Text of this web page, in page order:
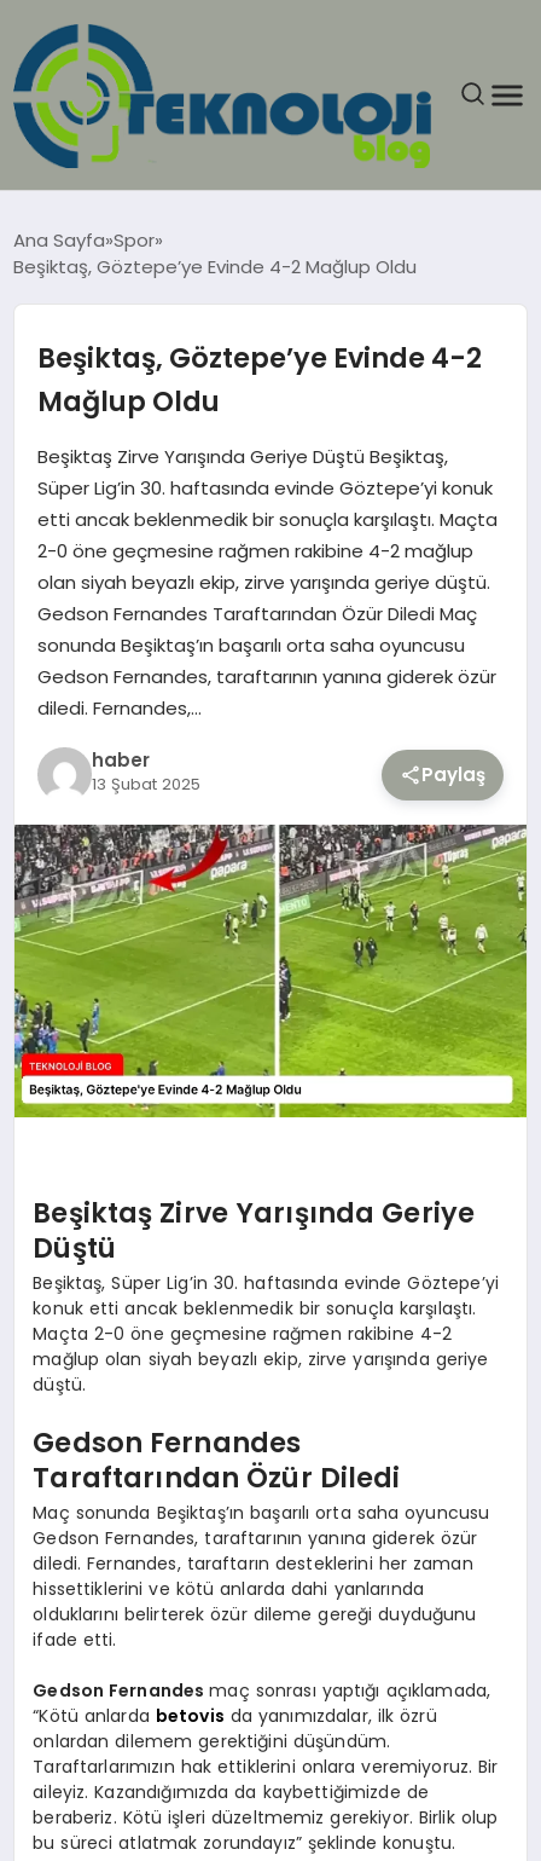
GÜNCEL
EĞITIM
EKONOMI
GENEL
TEKNOLOJI
Ana Sayfa Spor
Beşiktaş, Göztepe’ye Evinde 4-2 Mağlup Oldu
Beşiktaş, Göztepe’ye Evinde 4-2
Mağlup Oldu
Beşiktaş Zirve Yarışında Geriye Düştü Beşiktaş,
Süper Lig’in 30. haftasında evinde Göztepe’yi konuk
etti ancak beklenmedik bir sonuçla karşılaştı. Maçta
2-0 öne geçmesine rağmen rakibine 4-2 mağlup
olan siyah beyazlı ekip, zirve yarışında geriye düştü.
Gedson Fernandes Taraftarından Özür Diledi Maç
sonunda Beşiktaş’ın başarılı orta saha oyuncusu
Gedson Fernandes, taraftarının yanına giderek özür
diledi. Fernandes,…
haber
13 Şubat 2025 Paylaş
Beşiktaş Zirve Yarışında Geriye
Düştü
Beşiktaş, Süper Lig’in 30. haftasında evinde Göztepe’yi
konuk etti ancak beklenmedik bir sonuçla karşılaştı.
Maçta 2-0 öne geçmesine rağmen rakibine 4-2
mağlup olan siyah beyazlı ekip, zirve yarışında geriye
düştü.
Gedson Fernandes
Taraftarından Özür Diledi
Maç sonunda Beşiktaş’ın başarılı orta saha oyuncusu
Gedson Fernandes, taraftarının yanına giderek özür
diledi. Fernandes, taraftarın desteklerini her zaman
hissettiklerini ve kötü anlarda dahi yanlarında
olduklarını belirterek özür dileme gereği duyduğunu
ifade etti.
Gedson Fernandesmaç sonrası yaptığı açıklamada,
“Kötü anlarda betovis da yanımızdalar, ilk özrü
onlardan dilemem gerektiğini düşündüm.
Taraftarlarımızın hak ettiklerini onlara veremiyoruz. Bir
aileyiz. Kazandığımızda da kaybettiğimizde de
beraberiz. Kötü işleri düzeltmemiz gerekiyor. Birlik olup
bu süreci atlatmak zorundayız” şeklinde konuştu.